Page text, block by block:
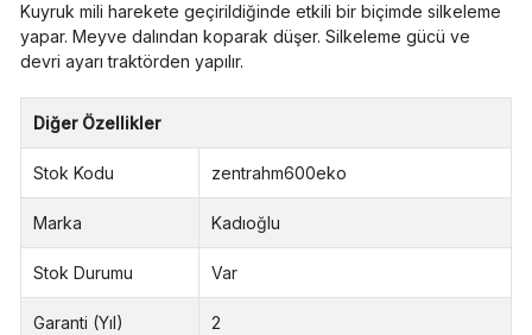
Kuyruk mili harekete geçirildiğinde etkili bir biçimde silkeleme
yapar. Meyve dalından koparak düşer. Silkeleme gücü ve
devri ayarı traktörden yapılır.
Diğer Özellikler
Stok Kodu zentrahm600eko
Marka Kadıoğlu
Stok Durumu Var
Garanti (Yıl) 2